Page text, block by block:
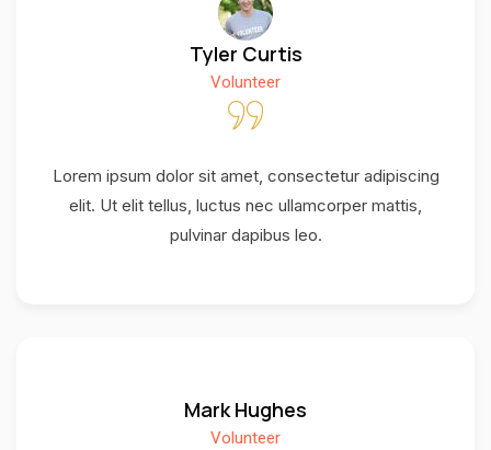
Tyler Curtis
Volunteer
Lorem ipsum dolor sit amet, consectetur adipiscing
elit. Ut elit tellus, luctus nec ullamcorper mattis,
pulvinar dapibus leo.
Mark Hughes
Volunteer